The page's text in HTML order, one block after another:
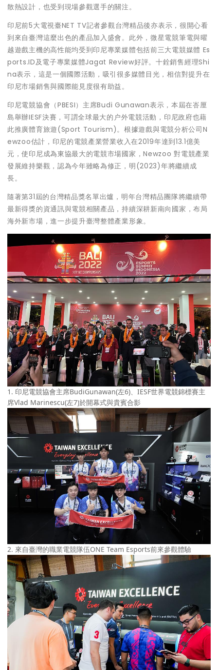
散熱設計，也受到現場參觀選手的關注。
印尼前5大電視臺NET TV記者參觀台灣精品後亦表示，很開心看
到來自臺灣這麼出色的產品加入盛會。此外，微星電競筆電與曜
越遊戲主機的高性能均受到印尼專業媒體包括前三大電競媒體 Es
ports.ID及電子專業媒體Jagat Review好評。十銓銷售經理Shi
na表示，這是一個國際活動，吸引很多媒體目光，相信對提升在
印尼市場銷售與國際能見度很有助益。
印尼電競協會（PBESI）主席Budi Gunawan表示，本屆在峇厘
島舉辦IESF決賽，可謂全球最大的户外電競活動，印尼政府也藉
此推廣體育旅遊(Sport Tourism)。根據遊戲與電競分析公司N
ewzoo估計，印尼的電競產業營業收入在2019年達到13.1億美
元，使印尼成為東協最大的電競市場國家，Newzoo 對電競產業
發展維持樂觀，認為今年雖略為修正，明(2023)年將繼續成
長。
隨著第31屆的台灣精品獎名單出爐，明年台灣精品團隊將繼續帶
最新得獎的資通訊與電競相關產品，持續深耕新南向國家，布局
海外新市場，進一步提升臺灣整體產業形象。
1. 印尼電競協會主席BudiGunawan(左6)、IESF世界電競錦標賽主
席Vlad Marinescu(左7)於開幕式與貴賓合影
2. 來自臺灣的職業電競隊伍ONE Team Esports前來參觀體驗